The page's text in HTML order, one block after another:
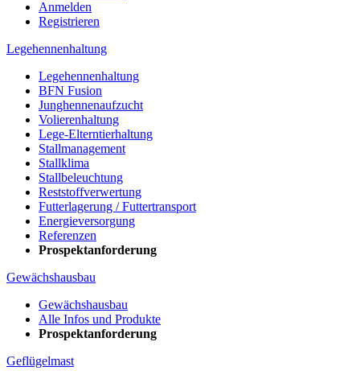
Anmelden
Registrieren
Legehennenhaltung
Legehennenhaltung
BFN Fusion
Junghennenaufzucht
Volierenhaltung
Lege-Elterntierhaltung
Stallmanagement
Stallklima
Stallbeleuchtung
Reststoffverwertung
Futterlagerung / Futtertransport
Energieversorgung
Referenzen
Prospektanforderung
Gewächshausbau
Gewächshausbau
Alle Infos und Produkte
Prospektanforderung
Geflügelmast